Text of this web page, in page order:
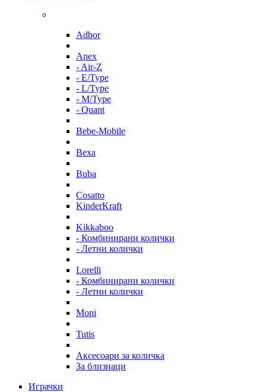
Adbor
Anex
- Air-Z
- E/Type
- L/Type
- M/Type
- Quant
Bebe-Mobile
Bexa
Buba
Cosatto
KinderKraft
Kikkaboo
- Комбинирани колички
- Летни колички
Lorelli
- Комбинирани колички
- Летни колички
Moni
Tutis
Аксесоари за количка
За близнаци
Играчки